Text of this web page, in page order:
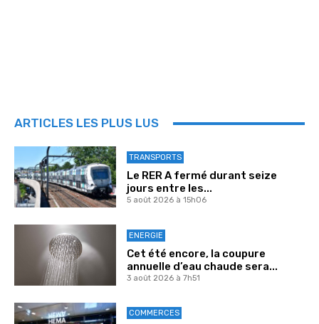
ARTICLES LES PLUS LUS
TRANSPORTS
Le RER A fermé durant seize
jours entre les...
5 août 2026 à 15h06
ENERGIE
Cet été encore, la coupure
annuelle d’eau chaude sera...
3 août 2026 à 7h51
COMMERCES